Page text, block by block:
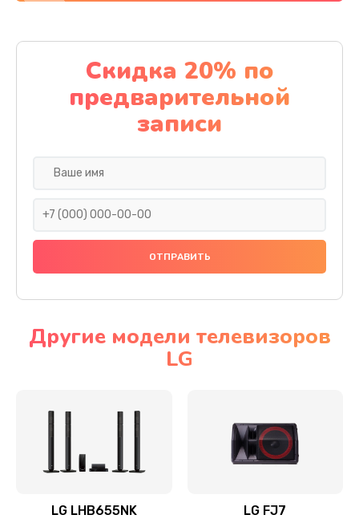
Заказать
Замена дисплея (экрана)
2000 руб.
Заказать
Ремонт платы электроники
Прошивка
Ремонт механики привода
Ремонт / замена кнопок, клавиш, индикаторов,
Скидка 20% по
предварительной
записи
Другие модели телевизоров
LG
LG LHB655NK LG FJ7